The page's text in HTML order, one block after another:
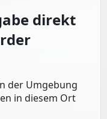
direkt
der Umgebung
in diesem Ort